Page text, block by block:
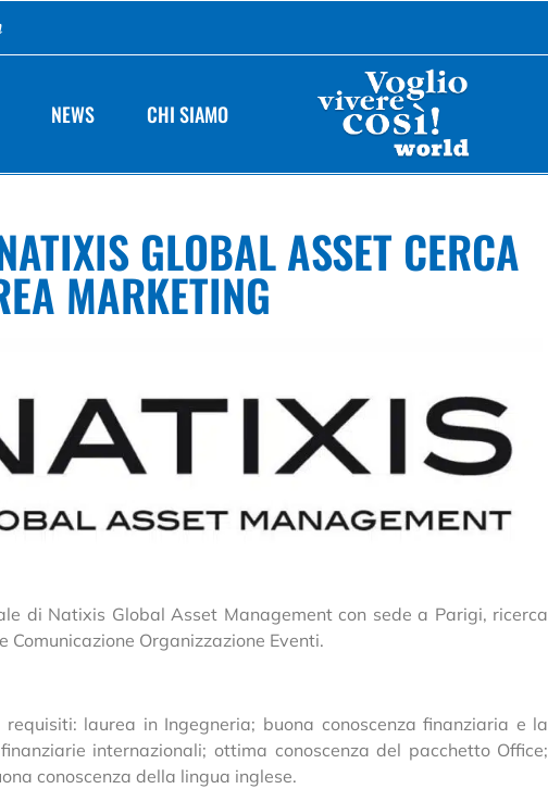
NEWS CHI SIAMO
GLOBAL ASSET CERCA
MARKETING
di Natixis Global Asset Management con sede a Parigi, ricerca
Organizzazione Eventi.
laurea in Ingegneria; buona conoscenza finanziaria e la
internazionali; ottima conoscenza del pacchetto Office;
conoscenza della lingua inglese.